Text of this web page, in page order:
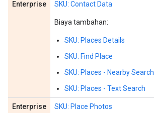
Enterprise SKU: Contact Data
Biaya tambahan:
SKU: Places Details
SKU: Find Place
SKU: Places - Nearby Search
SKU: Places - Text Search
Enterprise SKU: Place Photos